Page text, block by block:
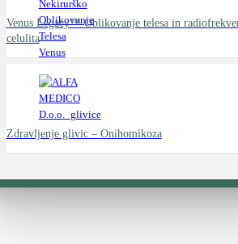
Venus Legacy™ Oblikovanje telesa in
celulita
Zdravljenje glivic – Onihomikoza